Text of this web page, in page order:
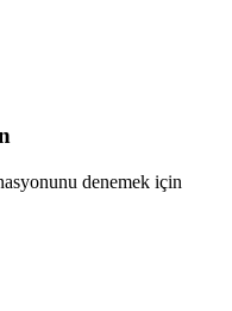
denemek için